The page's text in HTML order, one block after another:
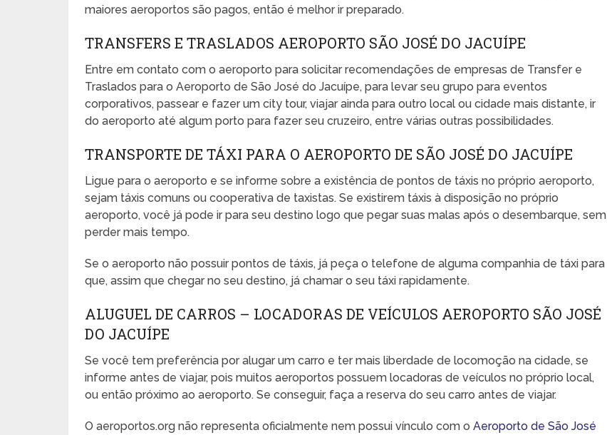
maiores aeroportos são pagos, então é melhor ir preparado.
TRANSFERS E TRASLADOS AEROPORTO SÃO JOSÉ DO JACUÍPE
Entre em contato com o aeroporto para solicitar recomendações de empresas de Transfer e
Traslados para o Aeroporto de São José do Jacuípe, para levar seu grupo para eventos
corporativos, passear e fazer um city tour, viajar ainda para outro local ou cidade mais distante, ir
do aeroporto até algum porto para fazer seu cruzeiro, entre várias outras possibilidades.
TRANSPORTE DE TÁXI PARA O AEROPORTO DE SÃO JOSÉ DO JACUÍPE
Ligue para o aeroporto e se informe sobre a existência de pontos de táxis no próprio aeroporto,
sejam táxis comuns ou cooperativa de taxistas. Se existirem táxis à disposição no próprio
aeroporto, você já pode ir para seu destino logo que pegar suas malas após o desembarque, sem
perder mais tempo.
Se o aeroporto não possuir pontos de táxis, já peça o telefone de alguma companhia de táxi para
que, assim que chegar no seu destino, já chamar o seu táxi rapidamente.
ALUGUEL DE CARROS – LOCADORAS DE VEÍCULOS AEROPORTO SÃO JOSÉ
DO JACUÍPE
Se você tem preferência por alugar um carro e ter mais liberdade de locomoção na cidade, se
informe antes de viajar, pois muitos aeroportos possuem locadoras de veículos no próprio local,
ou então próximo ao aeroporto. Se conseguir, faça a reserva do seu carro antes de viajar.
O aeroportos.org não representa oficialmente nem possui vínculo com oAeroporto de São José